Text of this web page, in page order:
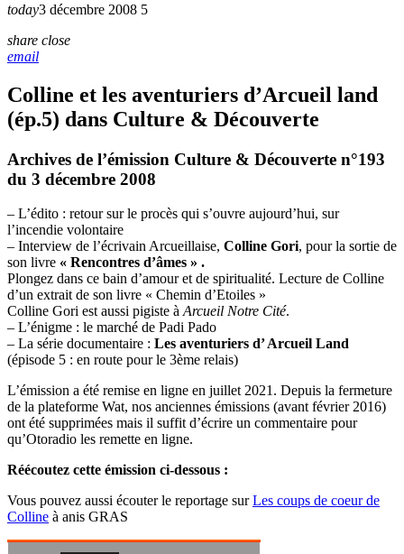
today3 décembre 2008 5
share close
email
Colline et les aventuriers d’Arcueil land
(ép.5) dans Culture & Découverte
Archives de l’émission Culture & Découverte n°193
du 3 décembre 2008
– L’édito : retour sur le procès qui s’ouvre aujourd’hui, sur
l’incendie volontaire
– Interview de l’écrivain Arcueillaise, Colline Gori, pour la sortie de
son livre « Rencontres d’âmes » .
Plongez dans ce bain d’amour et de spiritualité. Lecture de Colline
d’un extrait de son livre « Chemin d’Etoiles »
Colline Gori est aussi pigiste à Arcueil Notre Cité.
– L’énigme : le marché de Padi Pado
– La série documentaire : Les aventuriers d’ Arcueil Land
(épisode 5 : en route pour le 3ème relais)
L’émission a été remise en ligne en juillet 2021. Depuis la fermeture
de la plateforme Wat, nos anciennes émissions (avant février 2016)
ont été supprimées mais il suffit d’écrire un commentaire pour
qu’Otoradio les remette en ligne.
Réécoutez cette émission ci-dessous :
Vous pouvez aussi écouter le reportage surLes coups de coeur de
Colline à anis GRAS